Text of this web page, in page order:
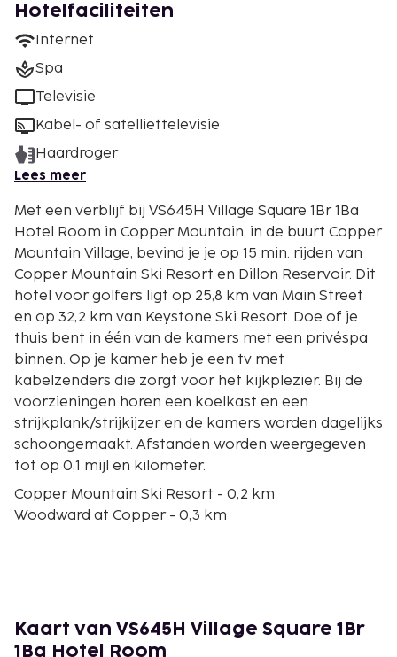
Hotelfaciliteiten
Internet
Spa
Televisie
Kabel- of satelliettelevisie
Haardroger
Lees meer
Met een verblijf bij VS645H Village Square 1Br 1Ba
Hotel Room in Copper Mountain, in de buurt Copper
Mountain Village, bevind je je op 15 min. rijden van
Copper Mountain Ski Resort en Dillon Reservoir. Dit
hotel voor golfers ligt op 25,8 km van Main Street
en op 32,2 km van Keystone Ski Resort. Doe of je
thuis bent in één van de kamers met een privéspa
binnen. Op je kamer heb je een tv met
kabelzenders die zorgt voor het kijkplezier. Bij de
voorzieningen horen een koelkast en een
strijkplank/strijkijzer en de kamers worden dagelijks
schoongemaakt. Afstanden worden weergegeven
tot op 0,1 mijl en kilometer.
Copper Mountain Ski Resort - 0,2 km
Woodward at Copper - 0,3 km
Glide Ski Lift - 1,1 km
Kokomo Ski Lift - 1,3 km
Kaart van VS645H Village Square 1Br
1Ba Hotel Room